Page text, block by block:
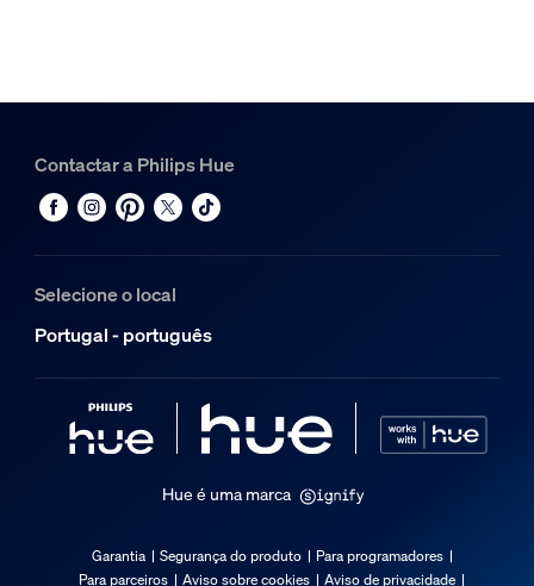
Contactar a Philips Hue
Selecione o local
Portugal - português
Hue é uma marca
Garantia Segurança do produto
Para programadores
Para parceiros
Aviso sobre cookies Aviso de privacidade